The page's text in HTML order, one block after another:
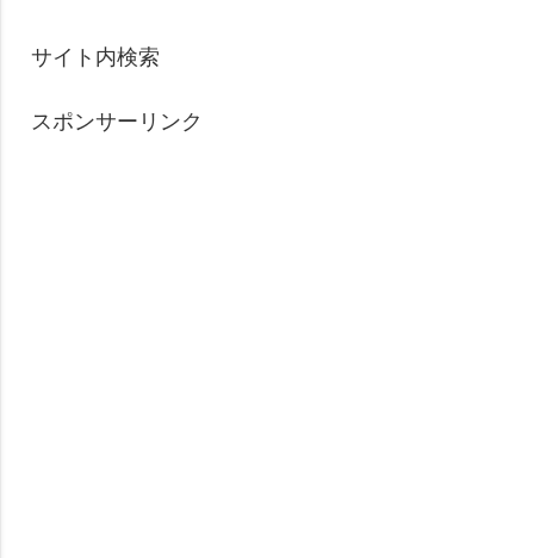
サイト内検索
スポンサーリンク